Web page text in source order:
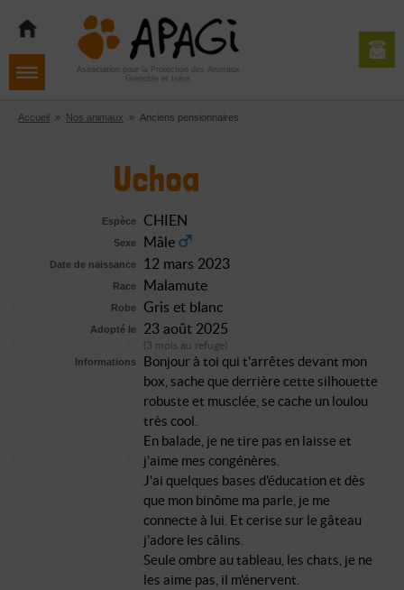
navigation
contenu
Aller
pied
de
Association pour la Protection des Animaux
Grenoble et Isère
Accueil » Nos animaux » Anciens pensionnaires
Uchoa
Espèce CHIEN
Sexe Mâle
Date de naissance 12 mars 2023
Race Malamute
Robe Gris et blanc
Adopté le 23 août 2025
(3 mois au refuge)
Informations
Bonjour à toi qui t'arrêtes devant mon
box, sache que derrière cette silhouette
robuste et musclée, se cache un loulou
très cool.
En balade, je ne tire pas en laisse et
j'aime mes congénères.
J'ai quelques bases d'éducation et dès
que mon binôme ma parle, je me
connecte à lui. Et cerise sur le gâteau
j'adore les câlins.
Seule ombre au tableau, les chats, je ne
les aime pas, il m'énervent.